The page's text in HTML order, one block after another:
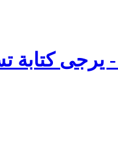
يرجى كتابة